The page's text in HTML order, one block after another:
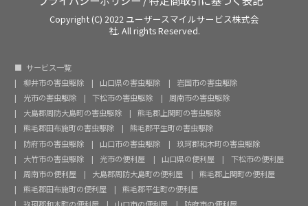
Copyright (C) 2022 ユーザースマイルサービス株式会
社. All rights Reserved.
サービス一覧
柳井市の害虫駆除
山口県の害虫駆除
岩国市の害虫駆除
光市の害虫駆除
下松市の害虫駆除
周南市の害虫駆除
大島郡周防大島町の害虫駆除
熊毛郡上関町の害虫駆除
熊毛郡田布施町の害虫駆除
熊毛郡平生町の害虫駆除
防府市の害虫駆除
山口市の害虫駆除
玖珂郡和木町の害虫駆除
大竹市の害虫駆除
光市の便利屋 山口県の便利屋
下松市の便利屋
周南市の便利屋
大島郡周防大島町の便利屋
熊毛郡上関町の便利屋
熊毛郡田布施町の便利屋
熊毛郡平生町の便利屋